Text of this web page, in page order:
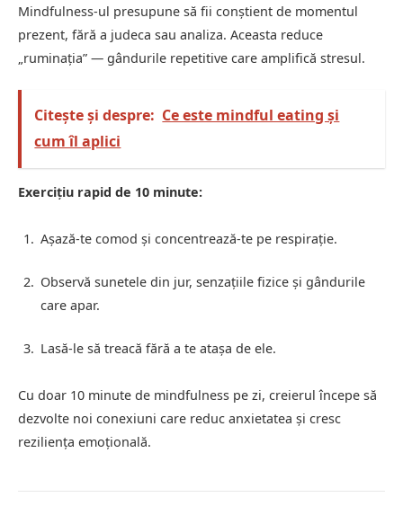
Mindfulness-ul presupune să fii conștient de momentul
prezent, fără a judeca sau analiza. Aceasta reduce
„ruminația” — gândurile repetitive care amplifică stresul.
Citește și despre: Ce este mindful eating și
cum îl aplici
Exercițiu rapid de 10 minute:
Așază-te comod și concentrează-te pe respirație.
Observă sunetele din jur, senzațiile fizice și gândurile
care apar.
Lasă-le să treacă fără a te atașa de ele.
Cu doar 10 minute de mindfulness pe zi, creierul începe să
dezvolte noi conexiuni care reduc anxietatea și cresc
reziliența emoțională.